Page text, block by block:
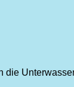
die